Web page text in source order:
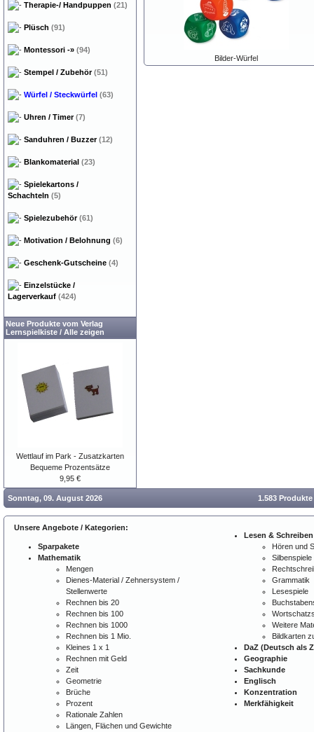
Bilder-Würfel
Therapie-/ Handpuppen (21)
Plüsch (91)
Montessori -» (94)
Stempel / Zubehör(51)
Würfel / Steckwürfel (63)
Uhren / Timer(7)
Sanduhren / Buzzer(12)
Blankomaterial (23)
Spielekartons /
Schachteln (5)
Spielezubehör(61)
Motivation / Belohnung (6)
Geschenk-Gutscheine (4)
Einzelstücke /
Lagerverkauf (424)
Neue Produkte vom Verlag
Lernspielkiste / Alle zeigen
Wettlauf im Park - Zusatzkarten
Bequeme Prozentsätze
9,95 €
Sonntag, 09. August 2026 1.583
Unsere Angebote / Kategorien:
Sparpakete
Mathematik
Mengen
Dienes-Material / Zehnersystem /
Stellenwerte
Rechnen bis 20
Rechnen bis 100
Rechnen bis 1000
Rechnen bis 1 Mio.
Kleines 1 x 1
Rechnen mit Geld
Zeit
Geometrie
Brüche
Prozent
Rationale Zahlen
Längen, Flächen und Gewichte
Lesen & Schreiben
Hören und
Silbenspiele
Grammatik
Lesespiele
Weitere
Bildkarten
DaZ (Deutsch als
Geographie
Sachkunde
Englisch
Konzentration
Merkfähigkeit